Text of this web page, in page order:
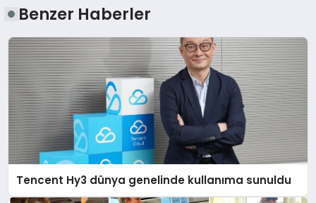
Benzer Haberler
Tencent Hy3 dünya genelinde kullanıma sunuldu